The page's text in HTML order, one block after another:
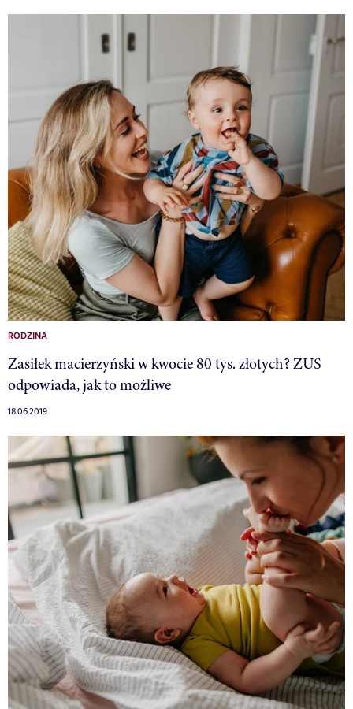
RODZINA
Zasiłek macierzyński w kwocie 80 tys. złotych? ZUS
odpowiada, jak to możliwe
18.06.2019